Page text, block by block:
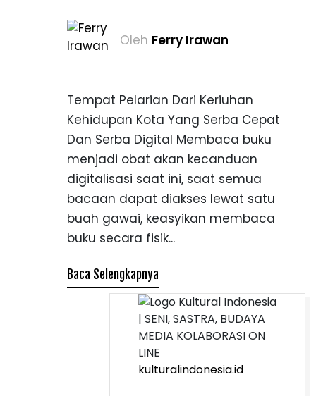
Oleh Ferry Irawan
Tempat Pelarian Dari Keriuhan
Kehidupan Kota Yang Serba Cepat
Dan Serba Digital Membaca buku
menjadi obat akan kecanduan
digitalisasi saat ini, saat semua
bacaan dapat diakses lewat satu
buah gawai, keasyikan membaca
buku secara fisik...
Baca Selengkapnya
kulturalindonesia.id